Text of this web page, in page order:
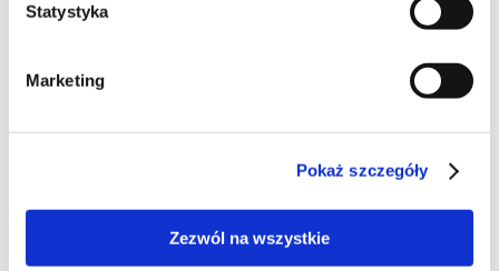
Statystyka
Marketing
Pokaż szczegóły
Zezwól na wszystkie
70
26